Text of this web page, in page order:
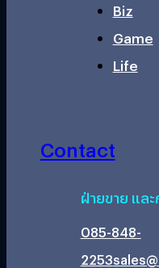
Biz
Game
Life
Contact
ฝ่ายขาย แล
085-848-
2253